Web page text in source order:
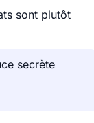
sont plutôt
secrète